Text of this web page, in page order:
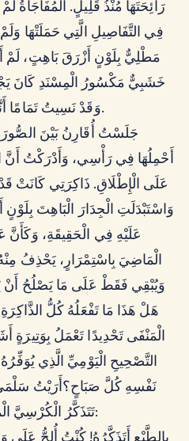
رَائِحَتَهَا مُنْذُ قَلِيلٍ. الْمُفَاجَأَةُ
فِي التَّفَاصِيلِ الَّتِي حَمَلَتْهَا
مَطْلِيٌّ بِلَوْنٍ أَزْرَقَ بَاهِتٍ، لَمْ
خَشَبِيٌّ مَكْسُورُ الْمِسْنَدِ كَانَ
وَقَدْ نَسِيتُ تَمَامًا أَنَّهُ كَانَ مَكْسُورًا بِهَذَا الشَّكْلِ.
جَلَسْتُ أُقَارِنُ بَيْنَ
أَحْمِلُهَا فِي رَأْسِي، وَأَدْرَكْتُ أَنَّ
عَلَى الْإِطْلَاقِ. ذَاكِرَتِي كَانَتْ
وَاسْتَبْدَلَتِ الْجِدَارَ الْبَاهِتَ بِلَوْنٍ
عَلَيْهِ فِي الْحَقِيقَةِ،
الْمَاضِيَ بِاسْتِمْرَارٍ، يَحْذِفُ
وَيُبْقِي فَقَطْ عَلَى مَا يَصْلُحُ أَنْ
هَلْ هَذَا مَا تَفْعَلُهُ كُلُّ
الْمَنْفَى تَحْدِيدًا تَعْمَلُ بِوَتِيرَةٍ
التَّصْحِيحِ الْيَوْمِيِّ الَّذِي
نَفْسِهِ كُلَّ صَبَاحٍ؟أَرَيْتُ سَلْمَى
تَتَذَكَّرُ الْكُرْسِيَّ الْمَكْسُورَ. ضَحِكَتْ عَلَى الْفَوْرِ: